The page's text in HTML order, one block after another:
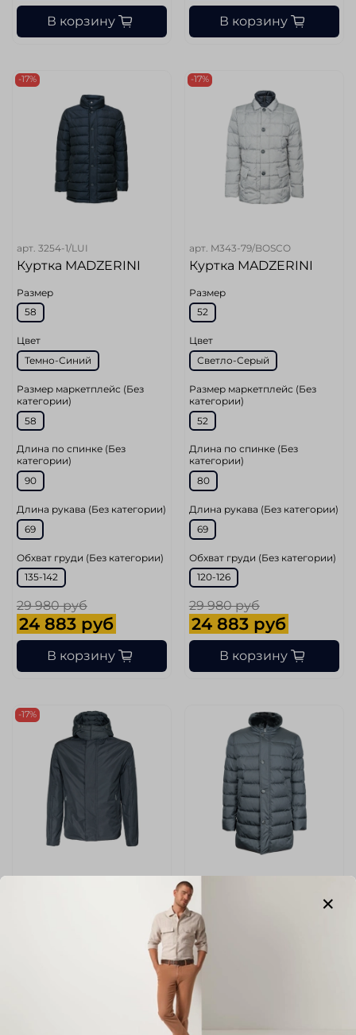
В корзину В корзину
-17%
арт. 3254-1/LUI
Куртка MADZERINI
Размер
58
Цвет
Темно-Синий
Размер маркетплейс (Без
категории)
58
Длина по спинке (Без
категории)
90
Длина рукава (Без категории)
69
Обхват груди (Без категории)
135-142
29 980 руб
24 883 руб
В корзину
-17%
арт. M343-79/BOSCO
Куртка MADZERINI
Размер
52
Цвет
Светло-Серый
Размер маркетплейс (Без
категории)
52
Длина по спинке (Без
категории)
80
Длина рукава (Без категории)
69
Обхват груди (Без категории)
120-126
29 980 руб
24 883 руб
В корзину
-17%
арт.
Куртка MADZERINI
Размер
48
56
Цвет